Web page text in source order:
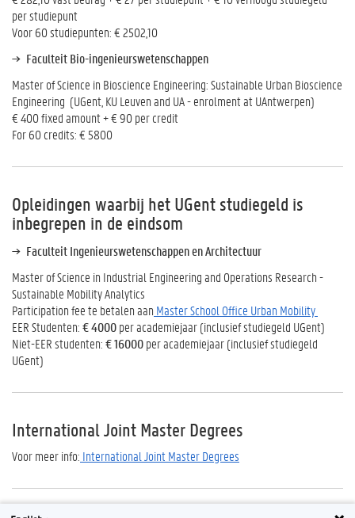
per studiepunt
Voor 60 studiepunten: € 2502,10
Faculteit Bio-ingenieurswetenschappen
Master of Science in Bioscience Engineering: Sustainable Urban Bioscience
Engineering (UGent, KU Leuven and UA - enrolment at UAntwerpen)
€ 400 fixed amount + € 90 per credit
For 60 credits: € 5800
Opleidingen waarbij het UGent studiegeld is
inbegrepen in de eindsom
Faculteit Ingenieurswetenschappen en Architectuur
Master of Science in Industrial Engineering and Operations Research -
Sustainable Mobility Analytics
Participation fee te betalen aan Master School Office Urban Mobility
EER Studenten:€ 4000per academiejaar (inclusief studiegeld UGent)
Niet-EER studenten:€ 16000per academiejaar (inclusief studiegeld
UGent)
International Joint Master Degrees
Voor meer info: International Joint Master Degrees